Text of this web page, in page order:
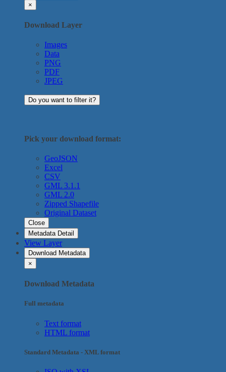
×
Download Layer
Images
Data
PNG
PDF
JPEG
Do you want to filter it?
Pick your download format:
GeoJSON
Excel
CSV
GML 3.1.1
GML 2.0
Zipped Shapefile
Original Dataset
Close
Metadata Detail
View Layer
Download Metadata
×
Download Metadata
Full metadata
Text format
HTML format
Standard Metadata - XML format